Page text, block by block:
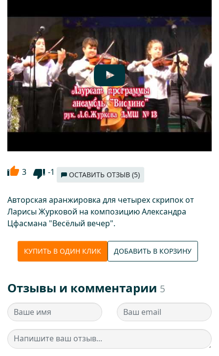
3 -1 ОСТАВИТЬ ОТЗЫВ (5)
Авторская аранжировка для четырех скрипок от
Ларисы Журковой на композицию Александра
Цфасмана "Весёлый вечер".
КУПИТЬ В ОДИН КЛИК ДОБАВИТЬ В КОРЗИНУ
Отзывы и комментарии 5